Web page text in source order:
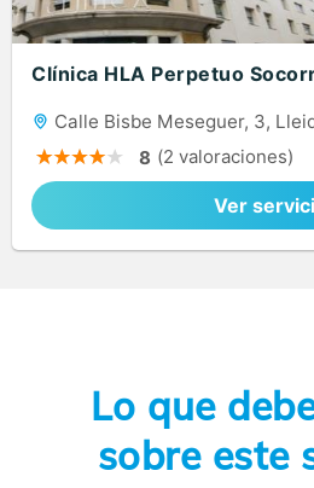
Clínica HLA Perpetuo
Calle Bisbe Meseguer, 3,
8 (2 valoraciones)
Ver
Lo que
sobre este